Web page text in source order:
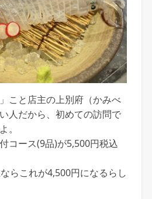
こと店主の上別府（かみべ
人だから、初めての訪問で
。
コース(9品)が5,500円税込
らこれが4,500円になるらし